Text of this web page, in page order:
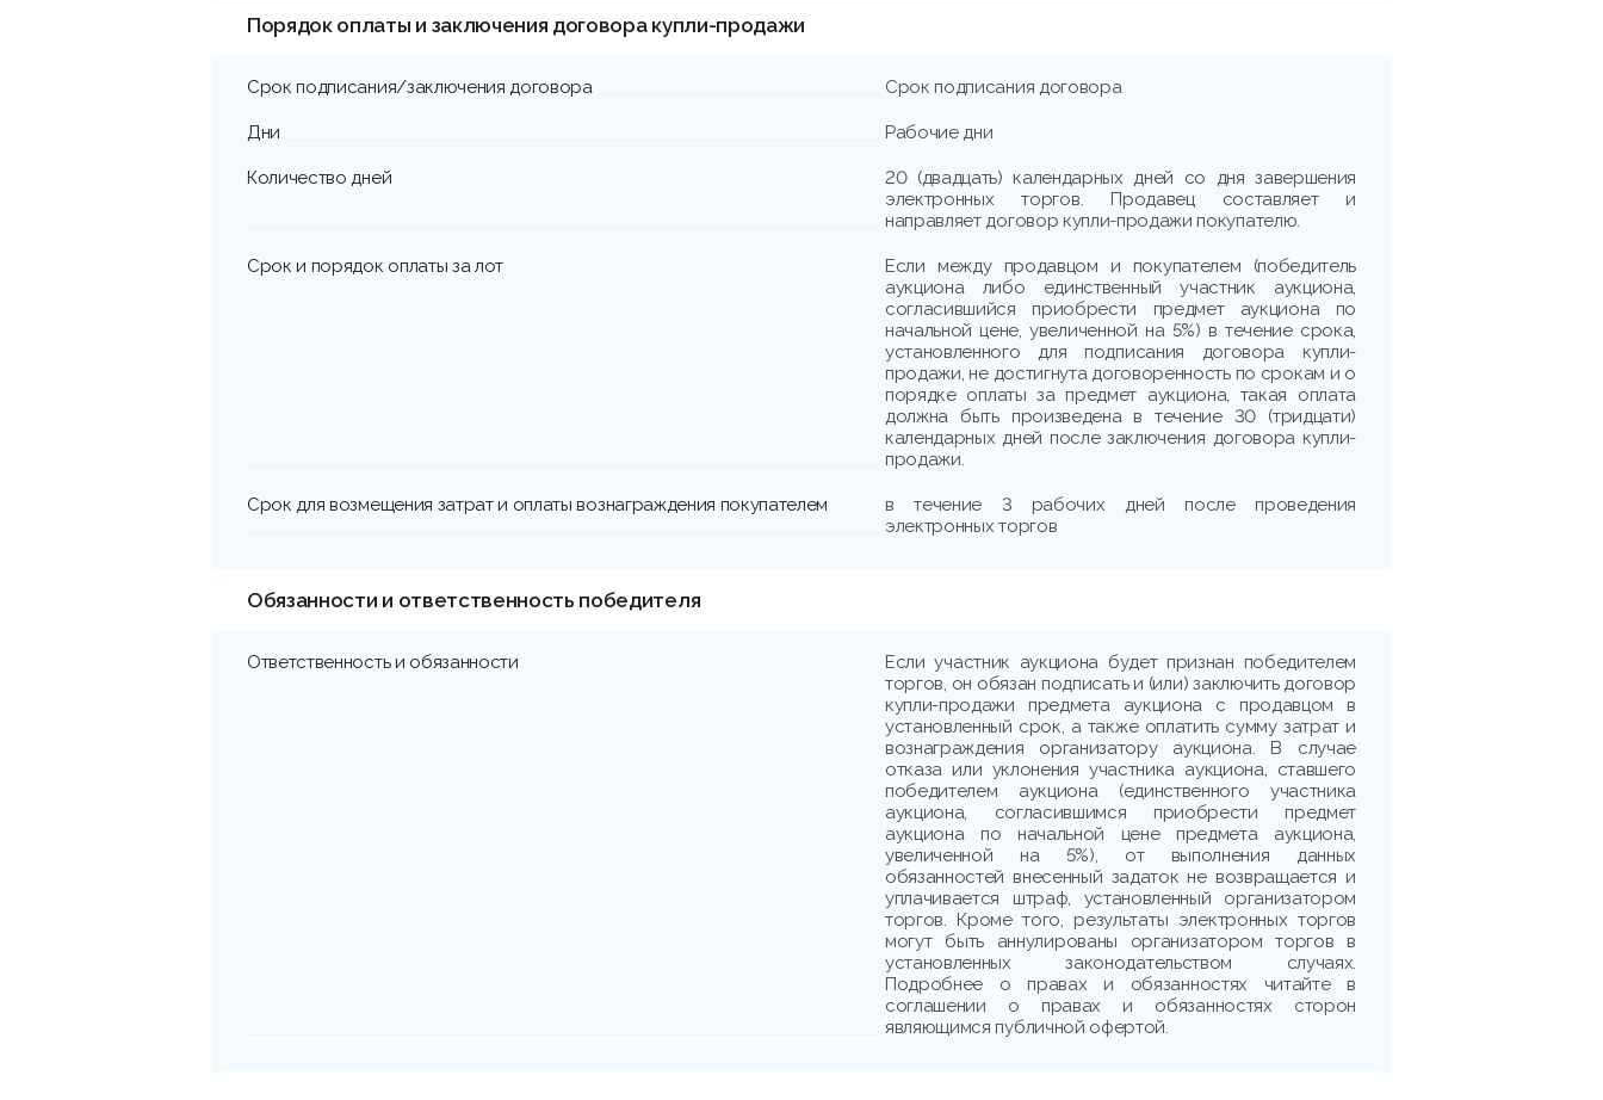
Порядок оплаты и заключения договора купли-продажи
Срок подписания/заключения договора Срок подписания договора
Дни Рабочие дни
Количество дней
20 (двадцать) календарных дней со дня завершения
электронных торгов. Продавец составляет и
направляет договор купли-продажи покупателю.
Срок и порядок оплаты за лот
Если между продавцом и покупателем (победитель
аукциона либо единственный участник аукциона,
согласившийся приобрести предмет аукциона по
начальной цене, увеличенной на 5%) в течение срока,
установленного для подписания договора купли-
продажи, не достигнута договоренность по срокам и о
порядке оплаты за предмет аукциона, такая оплата
должна быть произведена в течение 30 (тридцати)
календарных дней после заключения договора купли-
продажи.
Срок для возмещения затрат и оплаты вознаграждения покупателем
в течение 3 рабочих дней после проведения
электронных торгов
Обязанности и ответственность победителя
Ответственность и обязанности
Если участник аукциона будет признан победителем
торгов, он обязан подписать и (или) заключить договор
купли-продажи предмета аукциона с продавцом в
установленный срок, а также оплатить сумму затрат и
вознаграждения организатору аукциона. В случае
отказа или уклонения участника аукциона, ставшего
победителем аукциона (единственного участника
аукциона, согласившимся приобрести предмет
аукциона по начальной цене предмета аукциона,
увеличенной на 5%), от выполнения данных
обязанностей внесенный задаток не возвращается и
уплачивается штраф, установленный организатором
торгов. Кроме того, результаты электронных торгов
могут быть аннулированы организатором торгов в
установленных законодательством случаях.
Подробнее о правах и обязанностях читайте в
соглашении о правах и обязанностях сторон
являющимся публичной офертой.